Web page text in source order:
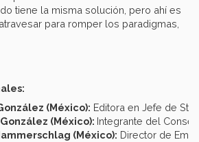
tiene la misma solución, pero ahí es
para romper los paradigmas,
(México): Editora en Jefe de
(México): Integrante del
(México): Director de